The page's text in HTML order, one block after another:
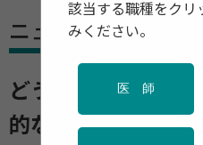
ニュース
どうすれば食事を
的な食事の4つの
該当する職種をクリ
みください。
医 師